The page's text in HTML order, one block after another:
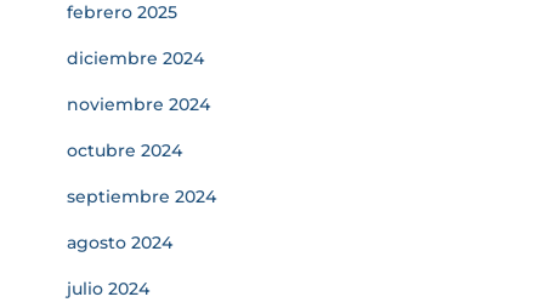
febrero 2025
diciembre 2024
noviembre 2024
octubre 2024
septiembre 2024
agosto 2024
julio 2024